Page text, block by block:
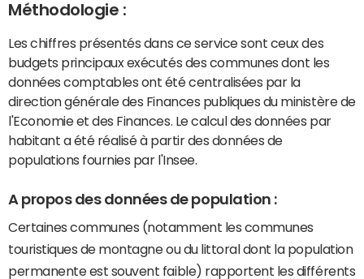
Méthodologie :
Les chiffres présentés dans ce service sont ceux des
budgets principaux exécutés des communes dont les
données comptables ont été centralisées par la
direction générale des Finances publiques du ministère de
l'Economie et des Finances. Le calcul des données par
habitant a été réalisé à partir des données de
populations fournies par l'Insee.
A propos des données de population :
Certaines communes (notamment les communes
touristiques de montagne ou du littoral dont la population
permanente est souvent faible) rapportent les différents